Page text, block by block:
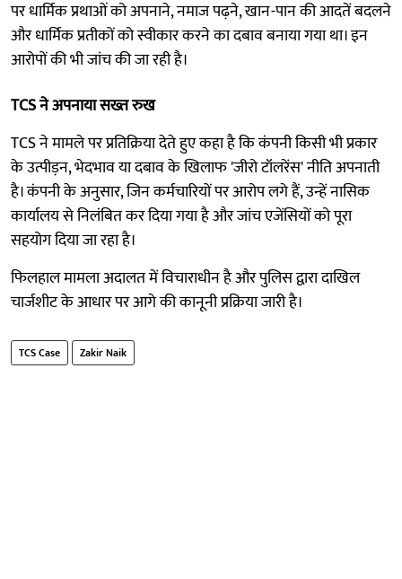
पर धार्मिक प्रथाओं को अपनाने, नमाज पढ़ने, खान-पान की आदतें बदलने
और धार्मिक प्रतीकों को स्वीकार करने का दबाव बनाया गया था। इन
आरोपों की भी जांच की जा रही है।
TCS ने अपनाया सख्त रुख
TCS ने मामले पर प्रतिक्रिया देते हुए कहा है कि कंपनी किसी भी प्रकार
के उत्पीड़न, भेदभाव या दबाव के खिलाफ 'जीरो टॉलरेंस' नीति अपनाती
है। कंपनी के अनुसार, जिन कर्मचारियों पर आरोप लगे हैं, उन्हें नासिक
कार्यालय से निलंबित कर दिया गया है और जांच एजेंसियों को पूरा
सहयोग दिया जा रहा है।
फिलहाल मामला अदालत में विचाराधीन है और पुलिस द्वारा दाखिल
चार्जशीट के आधार पर आगे की कानूनी प्रक्रिया जारी है।
TCS Case Zakir Naik